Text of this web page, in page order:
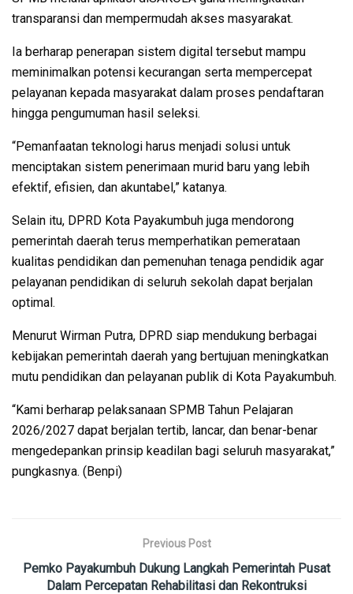
transparansi dan mempermudah akses masyarakat.
Ia berharap penerapan sistem digital tersebut mampu
meminimalkan potensi kecurangan serta mempercepat
pelayanan kepada masyarakat dalam proses pendaftaran
hingga pengumuman hasil seleksi.
“Pemanfaatan teknologi harus menjadi solusi untuk
menciptakan sistem penerimaan murid baru yang lebih
efektif, efisien, dan akuntabel,” katanya.
Selain itu, DPRD Kota Payakumbuh juga mendorong
pemerintah daerah terus memperhatikan pemerataan
kualitas pendidikan dan pemenuhan tenaga pendidik agar
pelayanan pendidikan di seluruh sekolah dapat berjalan
optimal.
Menurut Wirman Putra, DPRD siap mendukung berbagai
kebijakan pemerintah daerah yang bertujuan meningkatkan
mutu pendidikan dan pelayanan publik di Kota Payakumbuh.
“Kami berharap pelaksanaan SPMB Tahun Pelajaran
2026/2027 dapat berjalan tertib, lancar, dan benar-benar
mengedepankan prinsip keadilan bagi seluruh masyarakat,”
pungkasnya. (Benpi)
Previous Post
Pemko Payakumbuh Dukung Langkah Pemerintah Pusat
Dalam Percepatan Rehabilitasi dan Rekontruksi